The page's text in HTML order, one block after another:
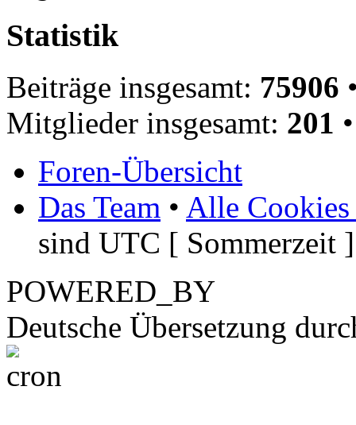
Statistik
Beiträge insgesamt: 75906
Mitglieder insgesamt: 201
Foren-Übersicht
Das Team • Alle Cookies
sind UTC [ Sommerzeit ]
POWERED_BY
Deutsche Übersetzung